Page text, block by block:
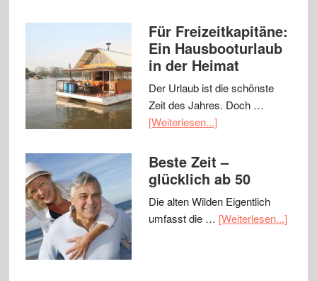
Für Freizeitkapitäne:
Ein Hausbooturlaub
in der Heimat
Der Urlaub ist die schönste
Zeit des Jahres. Doch …
[Weiterlesen...]
Beste Zeit –
glücklich ab 50
Die alten Wilden Eigentlich
umfasst die … [Weiterlesen...]